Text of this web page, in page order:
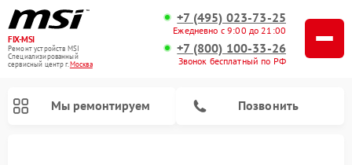
FIX-MSI
Ремонт устройств MSI
Специализированный
cервисный центр г.Москва
+7 (495) 023-73-25
Ежедневно с 9:00 до 21:00
+7 (800) 100-33-26
Звонок бесплатный по РФ
Мы ремонтируем Позвонить